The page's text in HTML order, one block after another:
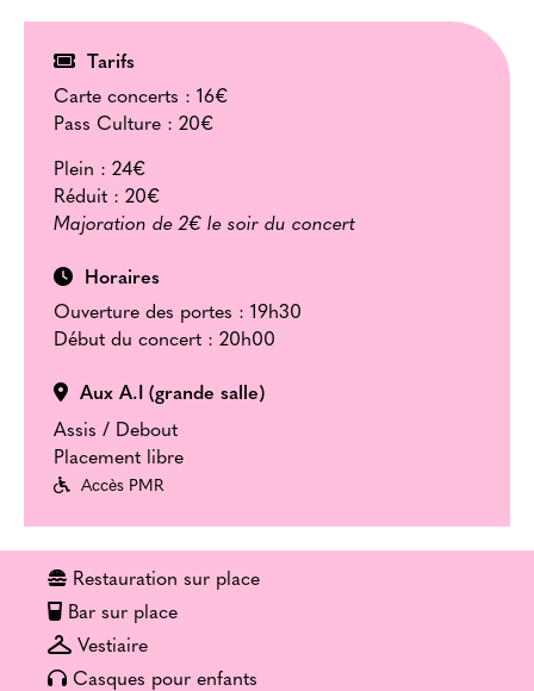
Tarifs
Carte concerts : 16€
Pass Culture : 20€
Plein : 24€
Réduit : 20€
Majoration de 2€ le soir du concert
Horaires
Ouverture des portes : 19h30
Début du concert : 20h00
Aux A.I (grande salle)
Assis / Debout
Placement libre
Accès PMR
Restauration sur place
Bar sur place
Vestiaire
Casques pour enfants